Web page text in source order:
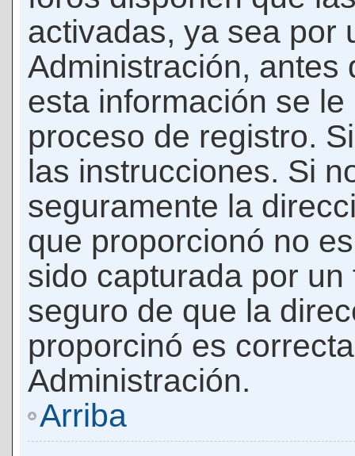
activadas, ya sea por
Administración, antes
esta información se
proceso de registro.
las instrucciones. Si
seguramente la
que proporcionó no
sido capturada por
seguro de que la
proporcinó es
Administración.
Arriba